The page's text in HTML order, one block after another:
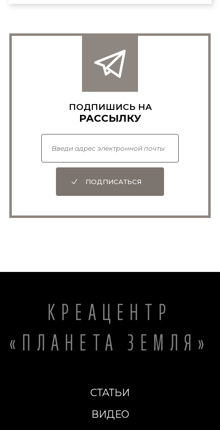
ПОДПИШИСЬ НА
РАССЫЛКУ
ПОДПИСАТЬСЯ
КРЕАЦЕНТР
«ПЛАНЕТА ЗЕМЛЯ»
СТАТЬИ
ВИДЕО